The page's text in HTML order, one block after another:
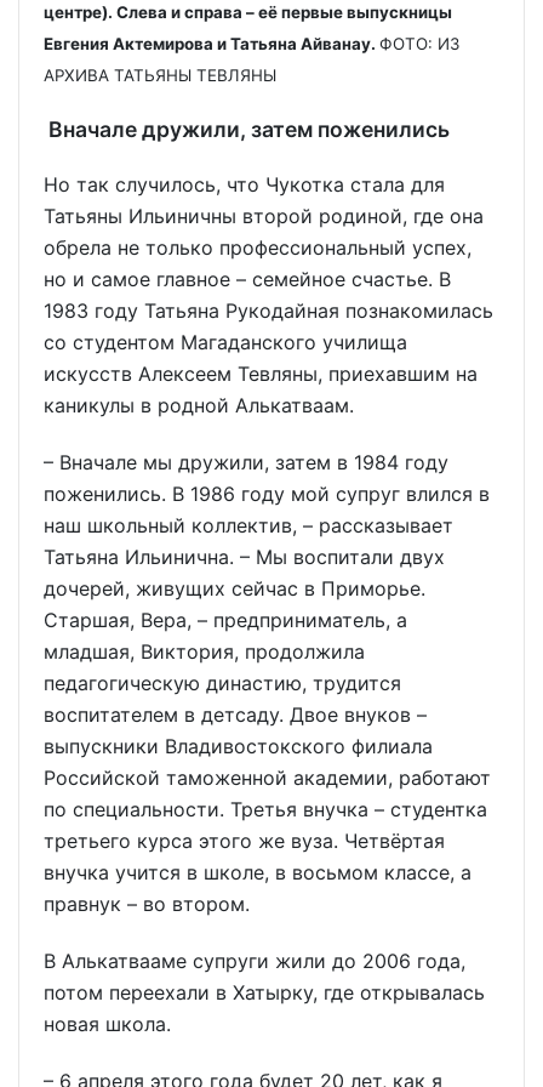
центре). Слева и справа – её первые выпускницы
Евгения Актемирова и Татьяна Айванау. ФОТО: ИЗ
АРХИВА ТАТЬЯНЫ ТЕВЛЯНЫ
Вначале дружили, затем поженились
Но так случилось, что Чукотка стала для
Татьяны Ильиничны второй родиной, где она
обрела не только профессиональный успех,
но и самое главное – семейное счастье. В
1983 году Татьяна Рукодайная познакомилась
со студентом Магаданского училища
искусств Алексеем Тевляны, приехавшим на
каникулы в родной Алькатваам.
– Вначале мы дружили, затем в 1984 году
поженились. В 1986 году мой супруг влился в
наш школьный коллектив, – рассказывает
Татьяна Ильинична. – Мы воспитали двух
дочерей, живущих сейчас в Приморье.
Старшая, Вера, – предприниматель, а
младшая, Виктория, продолжила
педагогическую династию, трудится
воспитателем в детсаду. Двое внуков –
выпускники Владивостокского филиала
Российской таможенной академии, работают
по специальности. Третья внучка – студентка
третьего курса этого же вуза. Четвёртая
внучка учится в школе, в восьмом классе, а
правнук – во втором.
В Алькатвааме супруги жили до 2006 года,
потом переехали в Хатырку, где открывалась
новая школа.
– 6 апреля этого года будет 20 лет, как я